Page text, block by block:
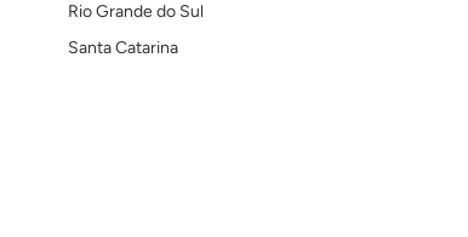
Rio Grande do Sul
Santa Catarina